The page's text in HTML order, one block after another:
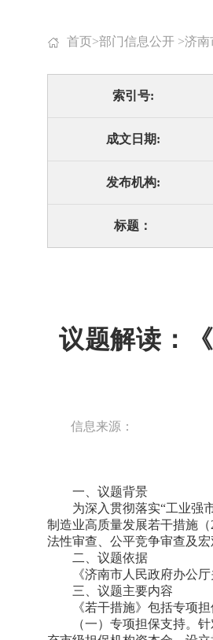
首页>部门信息公开 >济南
索引号:
成文日期:
发布机构:
标题：
议题解读：
信息来源：
一、议题背景
为深入贯彻落实“工业强
制造业高质量发展若干措施
法性审查、公平竞争审查及
二、议题依据
《济南市人民政府办公
三、议题主要内容
《若干措施》包括专项
（一）专项担保支持。